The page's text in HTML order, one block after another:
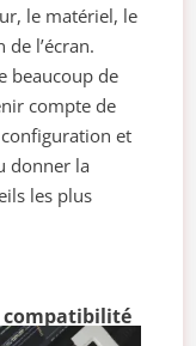
le matériel, le
l’écran.
beaucoup de
compte de
et
donner la
les plus
compatibilité